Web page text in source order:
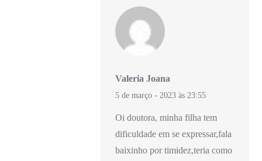
Valeria Joana
5 de março - 2023 às 23:55
Oi doutora, minha filha tem
dificuldade em se expressar,fala
baixinho por timidez,teria como